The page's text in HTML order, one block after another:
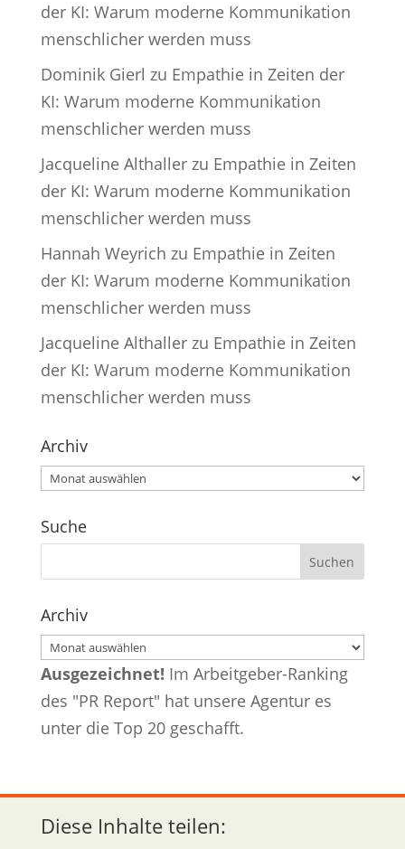
der KI: Warum moderne Kommunikation
menschlicher werden muss
Dominik Gierl zu Empathie in Zeiten der
KI: Warum moderne Kommunikation
menschlicher werden muss
Jacqueline Althallerzu Empathie in Zeiten
der KI: Warum moderne Kommunikation
menschlicher werden muss
Hannah Weyrich zu Empathie in Zeiten
der KI: Warum moderne Kommunikation
menschlicher werden muss
Jacqueline Althallerzu Empathie in Zeiten
der KI: Warum moderne Kommunikation
menschlicher werden muss
Archiv
Archiv
Suche
Archiv
Archiv
Ausgezeichnet! Im Arbeitgeber-Ranking
des "PR Report" hat unsere Agentur es
unter die Top 20 geschafft.
Diese Inhalte teilen: